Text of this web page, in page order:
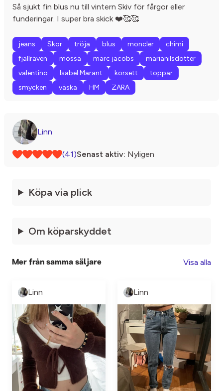
Så sjukt fin blus nu till vintern Skiv för fårgor eller
funderingar. I super bra skick ❤️🥰🥰
jeans Skor tröja blus moncler
chimi
fjällräven
mössa marc jacobs
marianilsdotter
valentino
Isabel Marant korsett
toppar
smycken
väska HM ZARA
Linn
(41)Senast aktiv: Nyligen
Köpa via plick
Om köparskyddet
Mer från samma säljare Visa alla
Linn Linn